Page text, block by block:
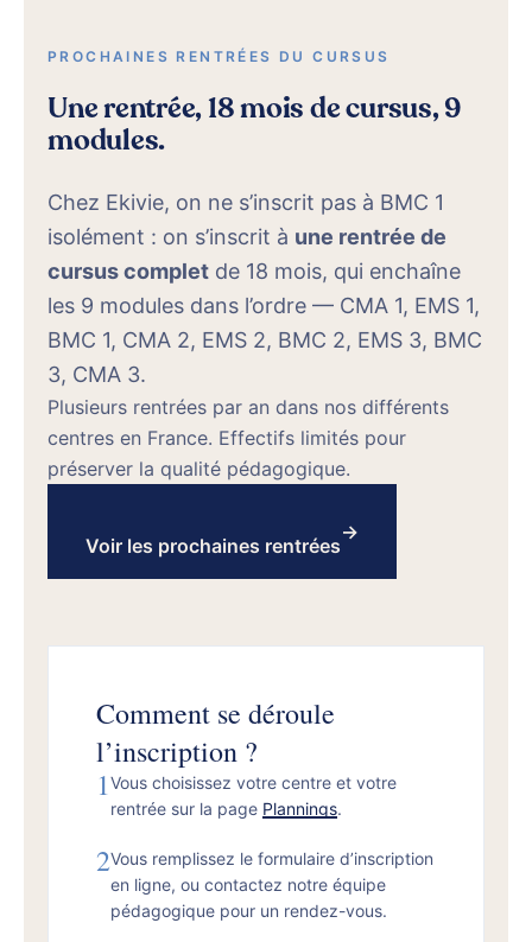
PROCHAINES RENTRÉES DU CURSUS
Une rentrée, 18 mois de cursus, 9
modules.
Chez Ekivie, on ne s’inscrit pas à BMC 1
isolément : on s’inscrit à une rentrée de
cursus complet de 18 mois, qui enchaîne
les 9 modules dans l’ordre — CMA 1, EMS 1,
BMC 1, CMA 2, EMS 2, BMC 2, EMS 3, BMC
3, CMA 3.
Plusieurs rentrées par an dans nos différents
centres en France. Effectifs limités pour
préserver la qualité pédagogique.
Voir les prochaines rentrées
→
Comment se déroule
l’inscription ?
1Vous choisissez votre centre et votre
rentrée sur la page Plannings.
2Vous remplissez le formulaire d’inscription
en ligne, ou contactez notre équipe
pédagogique pour un rendez-vous.